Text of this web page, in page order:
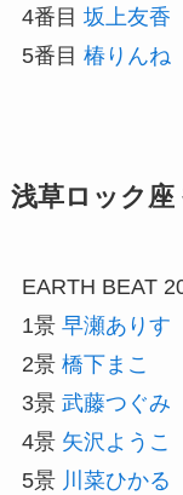
4番目 坂上友香
5番目 椿りんね
浅草ロック座
EARTH BEAT
1景 早瀬ありす
2景 橋下まこ
3景 武藤つぐみ
4景 矢沢ようこ
5景 川菜ひかる